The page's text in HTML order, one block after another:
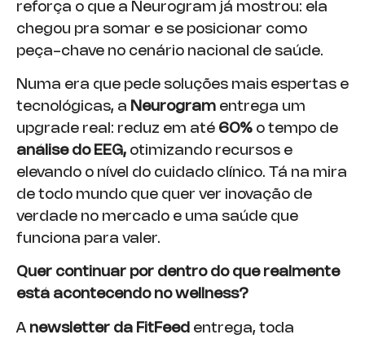
reforça o que a Neurogram já mostrou: ela
chegou pra somar e se posicionar como
peça-chave no cenário nacional de saúde.
Numa era que pede soluções mais espertas e
tecnológicas, a Neurogram entrega um
upgrade real: reduz em até 60% o tempo de
análise do EEG, otimizando recursos e
elevando o nível do cuidado clínico. Tá na mira
de todo mundo que quer ver inovação de
verdade no mercado e uma saúde que
funciona para valer.
Quer continuar por dentro do que realmente
está acontecendo no wellness?
A newsletter da FitFeed entrega, toda